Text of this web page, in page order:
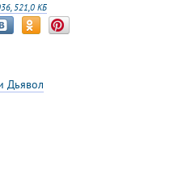
521,0 КБ
Дьявол